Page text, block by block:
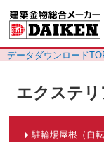
データダウンロード
エクステリ
駐輪場屋根（自転